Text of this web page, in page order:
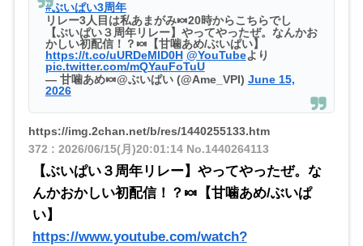
#ぶいぱい3周年
リレー3人目は私あまがみ🍬20時からこちらでし
【ぶいぱい３周年リレー】やってやったぜ。なんかお
かしい初配信！？🍬【甘噛あめ/ぶいぱい】
https://t.co/uURDeMID0H @YouTubeより
pic.twitter.com/mQYauFoTuU
— 甘噛あめ🍬@ぶいぱい (@Ame_VPI) June 15,
2026
https://img.2chan.net/b/res/1440255133.htm
372 : 2026/06/15(月)20:01:14No.1440264113
【ぶいぱい３周年リレー】やってやったぜ。な
んかおかしい初配信！？🍬【甘噛あめ/ぶいぱ
い】
https://www.youtube.com/watch?